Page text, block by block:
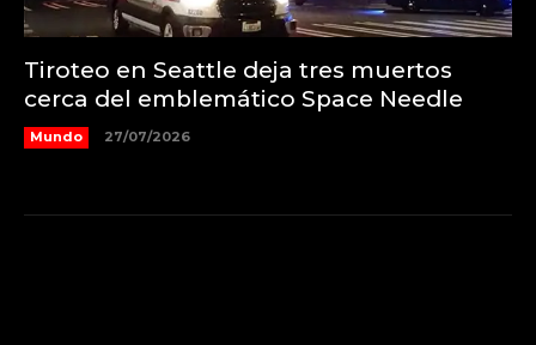
Tiroteo en Seattle deja tres muertos
cerca del emblemático Space Needle
Mundo 27/07/2026